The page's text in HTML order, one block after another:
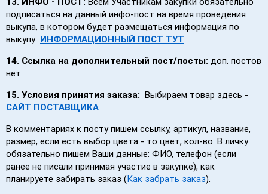
подписаться на данный инфо-пост на время проведения
выкупа, в котором будет размещаться информация по
выкупу ИНФОРМАЦИОННЫЙ ПОСТ ТУТ
14. Ссылка на дополнительный пост/посты: доп. постов
нет.
15. Условия принятия заказа: Выбираем товар здесь -
САЙТ ПОСТАВЩИКА
В комментариях к посту пишем ссылку, артикул, название,
размер, если есть выбор цвета - то цвет, кол-во. В личку
обязательно пишем Ваши данные: ФИО, телефон (если
ранее не писали принимая участие в закупке), как
планируете забирать заказ (Как забрать заказ).